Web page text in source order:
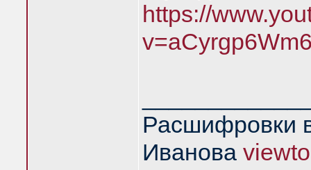
https://
Расшифровки
Иванова